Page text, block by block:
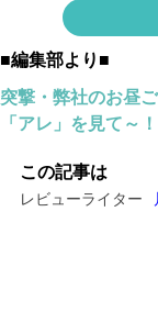
■編集部より■
突撃・弊社のお昼
「アレ」を見て～！
この記事は
レビューライター